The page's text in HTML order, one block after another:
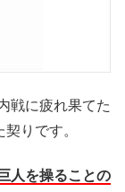
戦に疲れ果てた
りです。
人を操ることの